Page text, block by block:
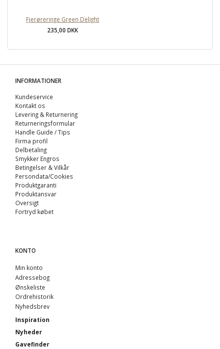
Fjerøreringe Green Delight
235,00 DKK
INFORMATIONER
Kundeservice
Kontakt os
Levering & Returnering
Returneringsformular
Handle Guide / Tips
Firma profil
Delbetaling
Smykker Engros
Betingelser & Vilkår
Persondata/Cookies
Produktgaranti
Produktansvar
Oversigt
Fortryd købet
KONTO
Min konto
Adressebog
Ønskeliste
Ordrehistorik
Nyhedsbrev
Inspiration
Nyheder
Gavefinder